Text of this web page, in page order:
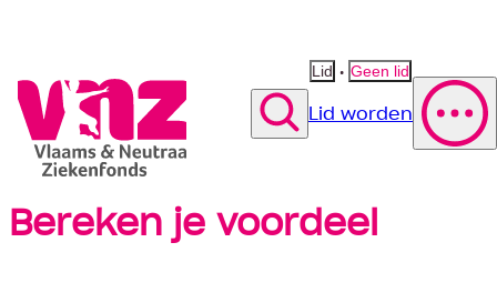
Lid • Geen lid
Lid worden
Polis wijzigen Suggestie Vergoeding fysiotherapie
Bereken je voordeel